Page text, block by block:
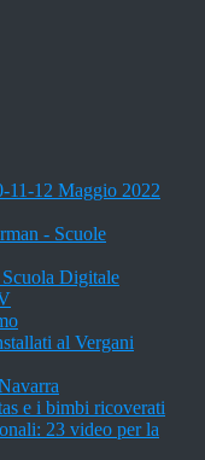
11-12 Maggio 2022
- Scuole
Digitale
al Vergani
e i bimbi ricoverati
23 video per la